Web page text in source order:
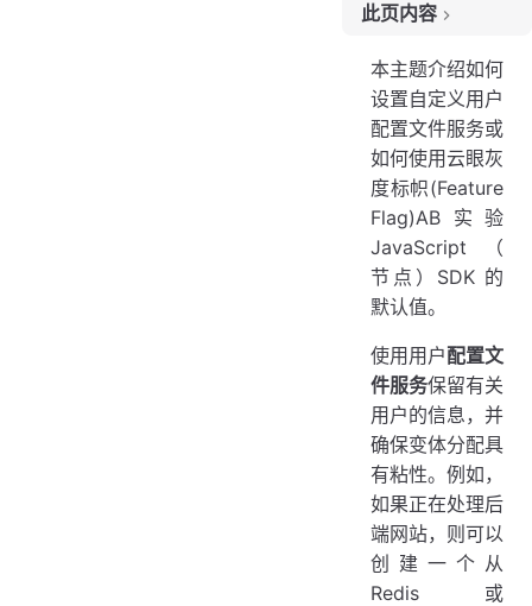
此页内容
本主题介绍如何
设置自定义用户
配置文件服务或
如何使用云眼灰
度标帜(Feature
Flag)AB实验
JavaScript（
节点）SDK 的
默认值。
使用用户配置文
件服务保留有关
用户的信息，并
确保变体分配具
有粘性。例如，
如果正在处理后
端网站，则可以
创建一个从
Redis 或